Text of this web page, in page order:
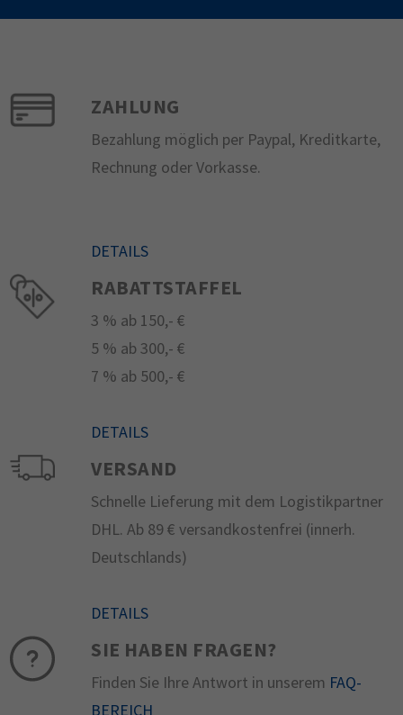
ZAHLUNG
Bezahlung möglich per Paypal, Kreditkarte,
Rechnung oder Vorkasse.
DETAILS
RABATTSTAFFEL
3 % ab 150,- €
5 % ab 300,- €
7 % ab 500,- €
DETAILS
VERSAND
Schnelle Lieferung mit dem Logistikpartner
DHL. Ab 89 € versandkostenfrei (innerh.
Deutschlands)
DETAILS
SIE HABEN FRAGEN?
Finden Sie Ihre Antwort in unserem FAQ-
BEREICH